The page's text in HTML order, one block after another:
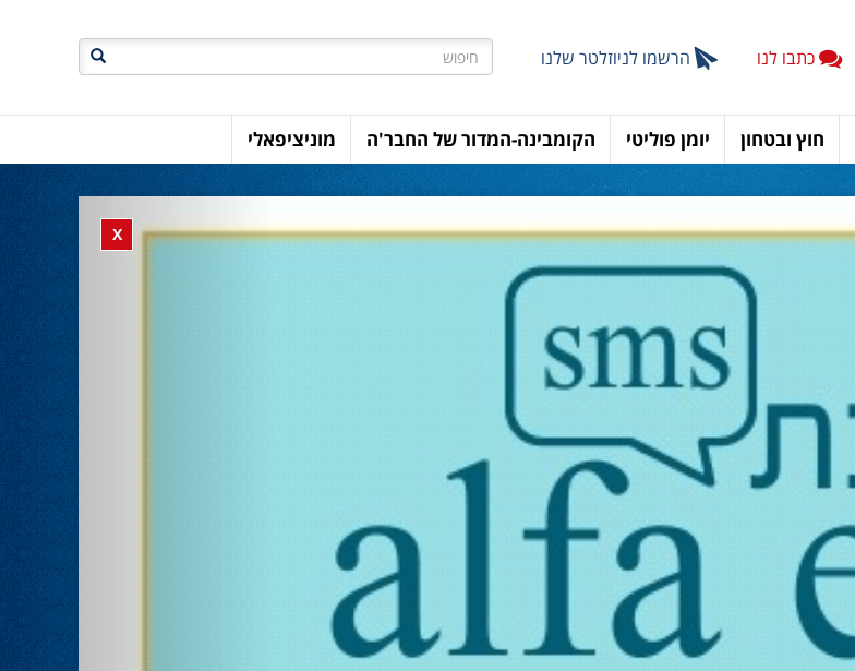
חיפוש כתבו לנו הרשמו לניוזלטר שלנו
חוץ ובטחון יומן פוליטי הקומבינה-המדור של החבר'ה מוניציפאלי
Close banner
X